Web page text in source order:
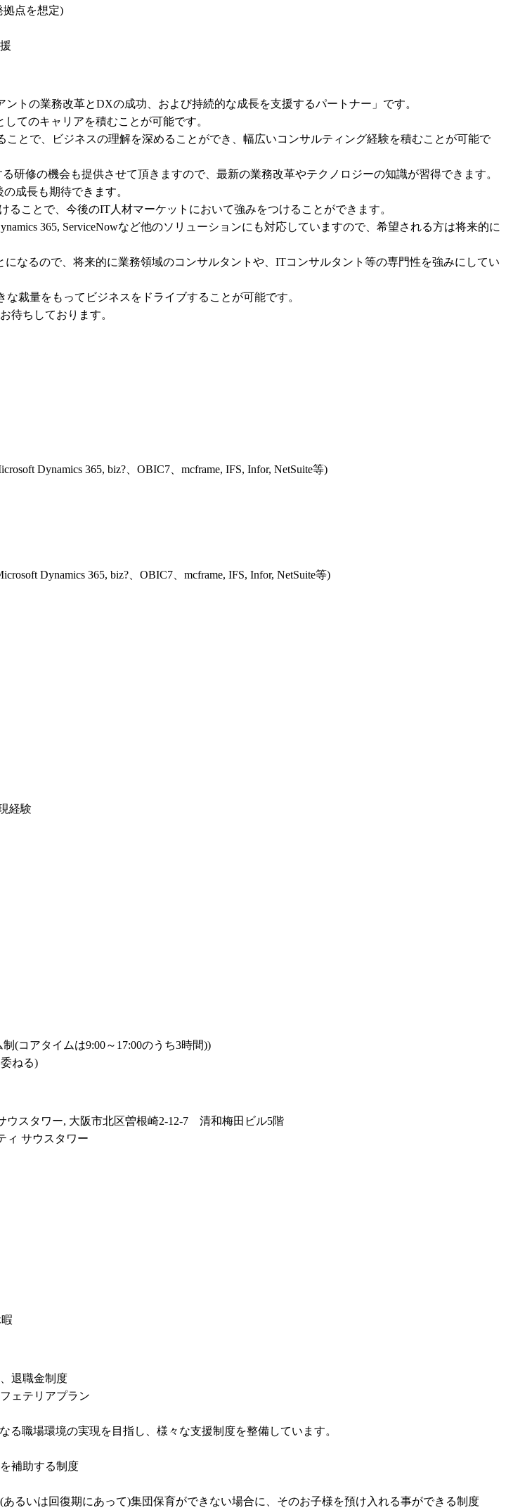
拠点を想定)
ントの業務改革とDXの成功、および持続的な成長を支援するパートナー」です。
てのキャリアを積むことが可能です。
とで、ビジネスの理解を深めることができ、幅広いコンサルティング経験を積むことが可能で
研修の機会も提供させて頂きますので、最新の業務改革やテクノロジーの知識が習得できます。
成長も期待できます。
ることで、今後のIT人材マーケットにおいて強みをつけることができます。
365, ServiceNowなど他のソリューションにも対応していますので、希望される方は将来的に
なるので、将来的に業務領域のコンサルタントや、ITコンサルタント等の専門性を強みにしてい
裁量をもってビジネスをドライブすることが可能です。
待ちしております。
Dynamics 365, biz?、OBIC7、mcframe, IFS, Infor, NetSuite等)
Dynamics 365, biz?、OBIC7、mcframe, IFS, Infor, NetSuite等)
経験
(コアタイムは9:00～17:00のうち3時間))
ねる)
スタワー, 大阪市北区曽根崎2-12-7　清和梅田ビル5階
ィ サウスタワー
退職金制度
ェテリアプラン
職場環境の実現を目指し、様々な支援制度を整備しています。
補助する制度
るいは回復期にあって)集団保育ができない場合に、そのお子様を預け入れる事ができる制度